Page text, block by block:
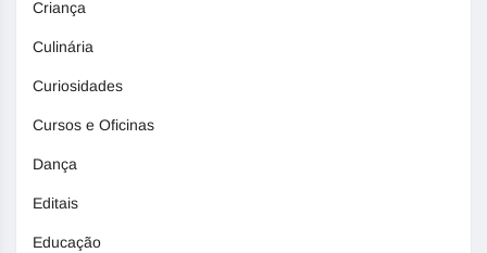
Criança
Culinária
Curiosidades
Cursos e Oficinas
Dança
Editais
Educação